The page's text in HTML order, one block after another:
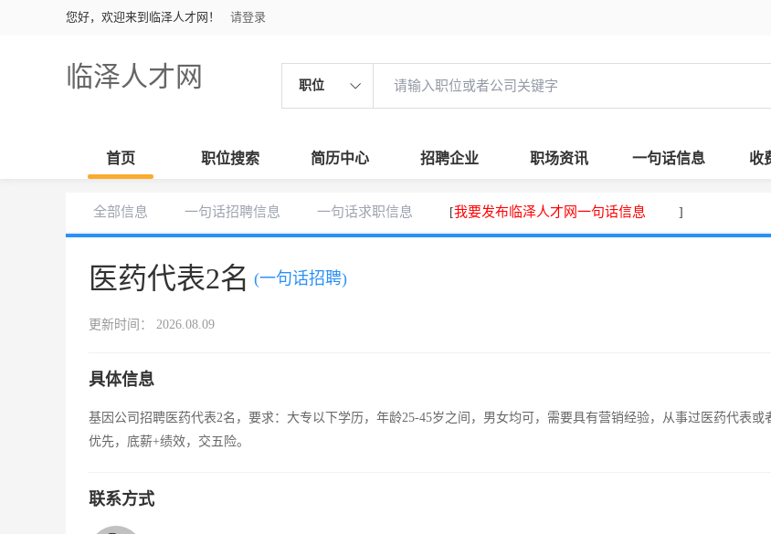
您好，欢迎来到临泽人才网！ 请登录
临泽人才网 职位
首页 职位搜索 简历中心 招聘企业 职场资讯 一句话信息 收
全部信息 一句话招聘信息 一句话求职信息 [我要发布临泽人才网一句话信息 ]
医药代表2名 (一句话招聘)
更新时间： 2026.08.09
具体信息
基因公司招聘医药代表2名，要求：大专以下学历，年龄25-45岁之间，男女均可，需要具有营销经验，从事过医药代表或
优先，底薪+绩效，交五险。
联系方式